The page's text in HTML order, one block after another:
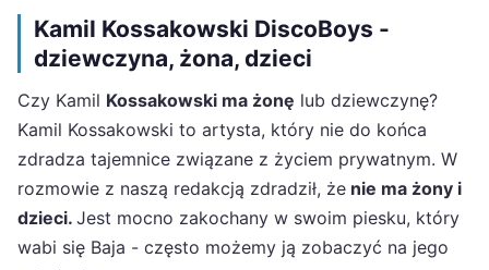
Kamil Kossakowski DiscoBoys -
dziewczyna, żona, dzieci
Czy Kamil Kossakowski ma żonę lub dziewczynę?
Kamil Kossakowski to artysta, który nie do końca
zdradza tajemnice związane z życiem prywatnym. W
rozmowie z naszą redakcją zdradził, że nie ma żony i
dzieci. Jest mocno zakochany w swoim piesku, który
wabi się Baja - często możemy ją zobaczyć na jego